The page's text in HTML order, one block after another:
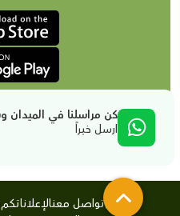
كن مراسلنا في الميدان
ارسل خبراً
من نحنتواصل معنالإعلاناتكم